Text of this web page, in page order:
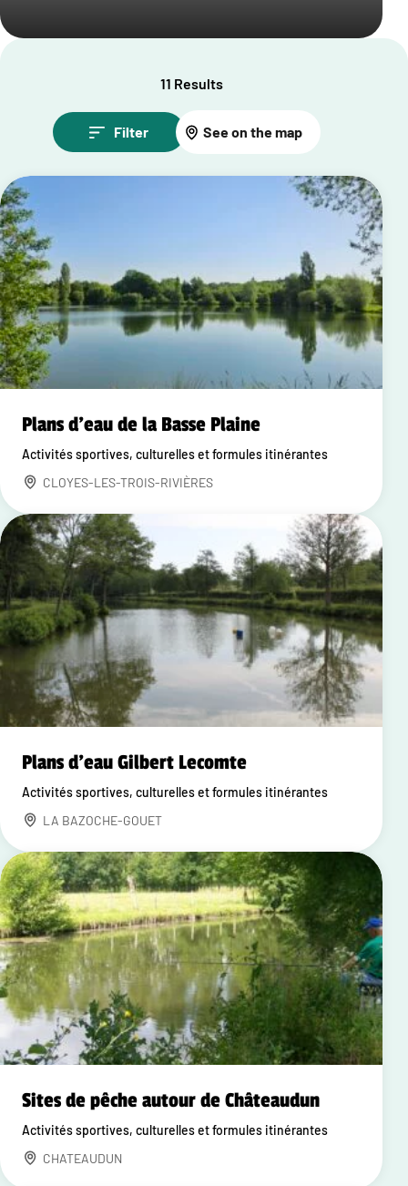
11 Results
Filter See on the map
Plans d'eau de la Basse Plaine
Activités sportives, culturelles et formules itinérantes
CLOYES-LES-TROIS-RIVIÈRES
Plans d'eau Gilbert Lecomte
Activités sportives, culturelles et formules itinérantes
LA BAZOCHE-GOUET
Sites de pêche autour de Châteaudun
Activités sportives, culturelles et formules itinérantes
CHATEAUDUN